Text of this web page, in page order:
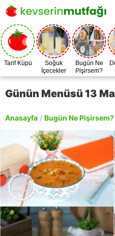
Tarif Küpü
Soğuk
İçecekler
Bugün Ne
Pişirsem?
Günün Menüsü 13
Anasayfa / Bugün Ne Pişirsem?